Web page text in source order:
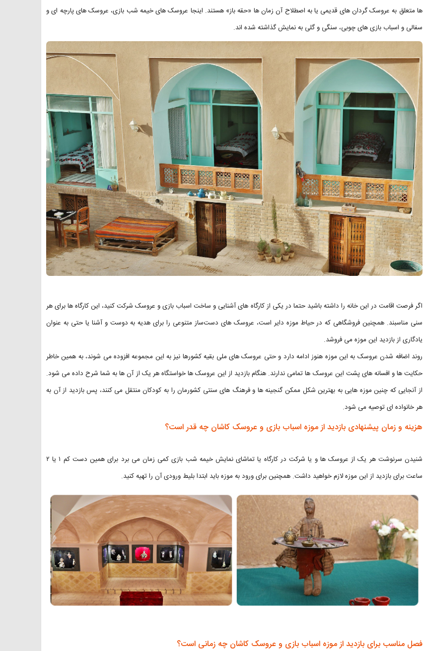
ها متعلق به عروسک گردان های قدیمی یا به اصطلاح آن زمان ها «حقه باز» هستند. اینجا عروسک های خیمه شب بازی، عروسک های پارچه ای و
سفالی و اسباب بازی های چوبی، سنگی و گلی به نمایش گذاشته شده اند.
اگر فرصت اقامت در این خانه را داشته باشید حتما در یکی از کارگاه های آشنایی و ساخت اسباب بازی و عروسک شرکت کنید، این کارگاه ها برای هر
سنی مناسبند. همچنین فروشگاهی که در حیاط موزه دایر است، عروسک های دست‌ساز متنوعی را برای هدیه به دوست و آشنا یا حتی به عنوان
یادگاری از بازدید این موزه می فروشد.
روند اضافه شدن عروسک به این موزه هنوز ادامه دارد و حتی عروسک های ملی بقیه کشورها نیز به این مجموعه افزوده می شوند، به همین خاطر
حکایت ها و افسانه های پشت این عروسک ها تمامی ندارند. هنگام بازدید از این عروسک ها خواستگاه هر یک از آن ها به شما شرح داده می شود.
از آنجایی که چنین موزه هایی به بهترین شکل ممکن گنجینه ها و فرهنگ های سنتی کشورمان را به کودکان منتقل می کنند، پس بازدید از آن به
هر خانواده ای توصیه می شود.
هزینه و زمان پیشنهادی بازدید از موزه اسباب بازی و عروسک کاشان چه قدر است؟
شنیدن سرنوشت هر یک از عروسک ها و یا شرکت در کارگاه یا تماشای نمایش خیمه شب بازی کمی زمان می برد برای همین دست کم ۱ یا ۲
ساعت برای بازدید از این موزه لازم خواهید داشت. همچنین برای ورود به موزه باید ابتدا بلیط ورودی آن را تهیه کنید.
فصل مناسب برای بازدید از موزه اسباب بازی و عروسک کاشان چه زمانی است؟